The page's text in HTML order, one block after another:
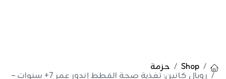
Shop حزمة
رويال كانين: تغذية صحة القطط إندور عمر 7+ سنوات –